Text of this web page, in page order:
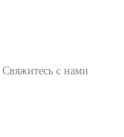
с нами